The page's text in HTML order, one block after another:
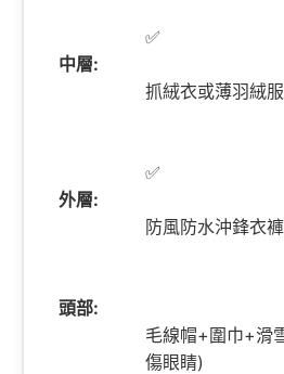
✅
中層:
抓絨衣或薄羽絨
✅
外層:
防風防水沖鋒衣
頭部:
毛線帽+圍巾+滑
傷眼睛)